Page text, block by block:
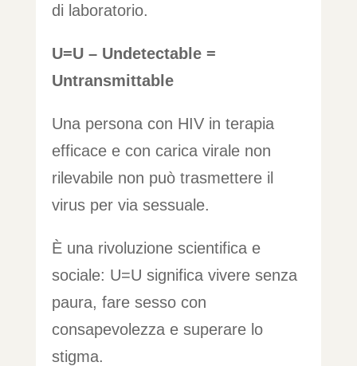
di laboratorio.
U=U – Undetectable =
Untransmittable
Una persona con HIV in terapia
efficace e con carica virale non
rilevabile non può trasmettere il
virus per via sessuale.
È una rivoluzione scientifica e
sociale: U=U significa vivere senza
paura, fare sesso con
consapevolezza e superare lo
stigma.